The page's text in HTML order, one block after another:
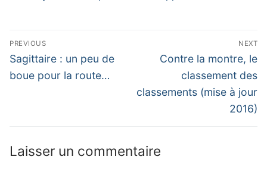
Navigation
de
l’article
PREVIOUS
Previous
post:
Sagittaire : un peu de
boue pour la route…
NEXT
Next
Contre la montre, le
classement des
classements (mise à jour
2016)
Laisser un commentaire